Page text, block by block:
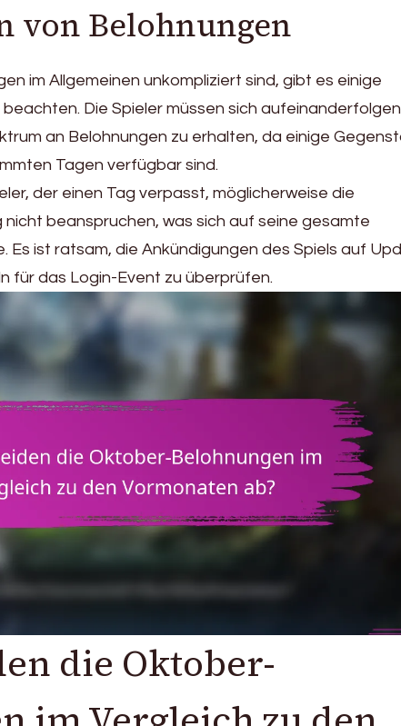
von Belohnungen
im Allgemeinen unkompliziert sind, gibt es einige
Die Spieler müssen sich
an Belohnungen zu erhalten, da einige
Tagen verfügbar sind.
der einen Tag verpasst, möglicherweise die
nicht beanspruchen, was sich auf seine gesamte
Es ist ratsam, die Ankündigungen des Spiels auf
für das Login-Event zu überprüfen.
die Oktober-